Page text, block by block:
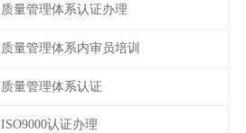
质量管理体系认证办理
质量管理体系内审员培训
质量管理体系认证
ISO9000认证办理